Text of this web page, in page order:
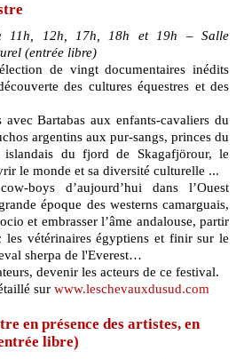
(entrée libre)
de vingt documentaires inédits
des cultures équestres et des
avec Bartabas aux enfants-cavaliers du
argentins aux pur-sangs, princes du
du fjord de Skagafjörour, le
le monde et sa diversité culturelle ...
boys d’aujourd’hui dans l’Ouest
époque des westerns camarguais,
et embrasser l’âme andalouse, partir
vétérinaires égyptiens et finir sur le
sherpa de l'Everest…
devenir les acteurs de ce festival.
sur www.leschevauxdusud.com
en présence des artistes, en
libre)